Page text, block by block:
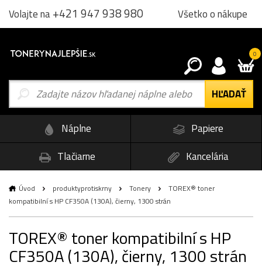
Volajte na+421 947 938 980 Všetko o nákupe
0
Náplne
Papiere
Tlačiarne
Kancelária
Úvod produktyprotiskrny Tonery
TOREX® toner
kompatibilní s HP CF350A (130A), čierny, 1300 strán
TOREX® toner kompatibilní s HP
CF350A (130A), čierny, 1300 strán